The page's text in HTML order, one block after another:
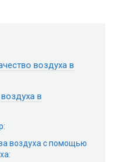
воздуха в
в
воздуха с помощью